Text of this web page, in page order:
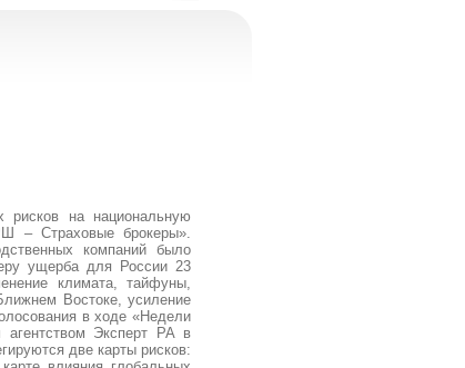
рисков на национальную
– Страховые брокеры».
компаний было
ущерба для России 23
климата, тайфуны,
Востоке, усиление
в ходе «Недели
агентством Эксперт РА в
две карты рисков: